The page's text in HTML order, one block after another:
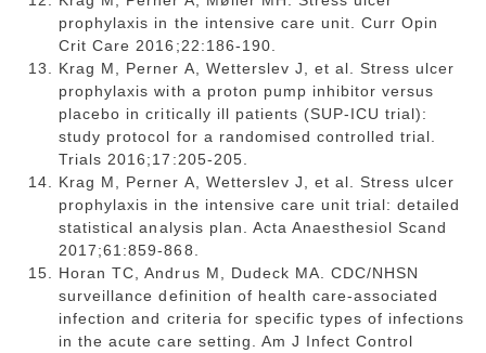
prophylaxis in the intensive care unit. Curr Opin
Crit Care 2016;22:186-190.
Krag M, Perner A, Wetterslev J, et al. Stress ulcer
prophylaxis with a proton pump inhibitor versus
placebo in critically ill patients (SUP-ICU trial):
study protocol for a randomised controlled trial.
Trials 2016;17:205-205.
Krag M, Perner A, Wetterslev J, et al. Stress ulcer
prophylaxis in the intensive care unit trial: detailed
statistical analysis plan. Acta Anaesthesiol Scand
2017;61:859-868.
Horan TC, Andrus M, Dudeck MA. CDC/NHSN
surveillance definition of health care-associated
infection and criteria for specific types of infections
in the acute care setting. Am J Infect Control